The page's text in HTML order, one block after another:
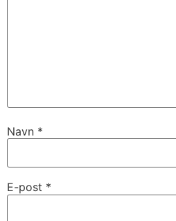
Navn *
E-post *